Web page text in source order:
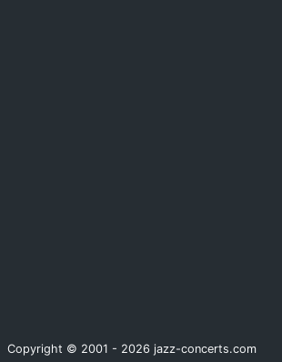
Copyright © 2001 - 2026 jazz-concerts.com